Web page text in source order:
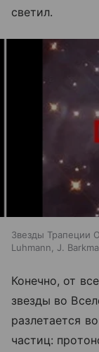
светил.
Звезды Трапеции
Luhmann, J.
Конечно, от
звезды во
разлетается
частиц: